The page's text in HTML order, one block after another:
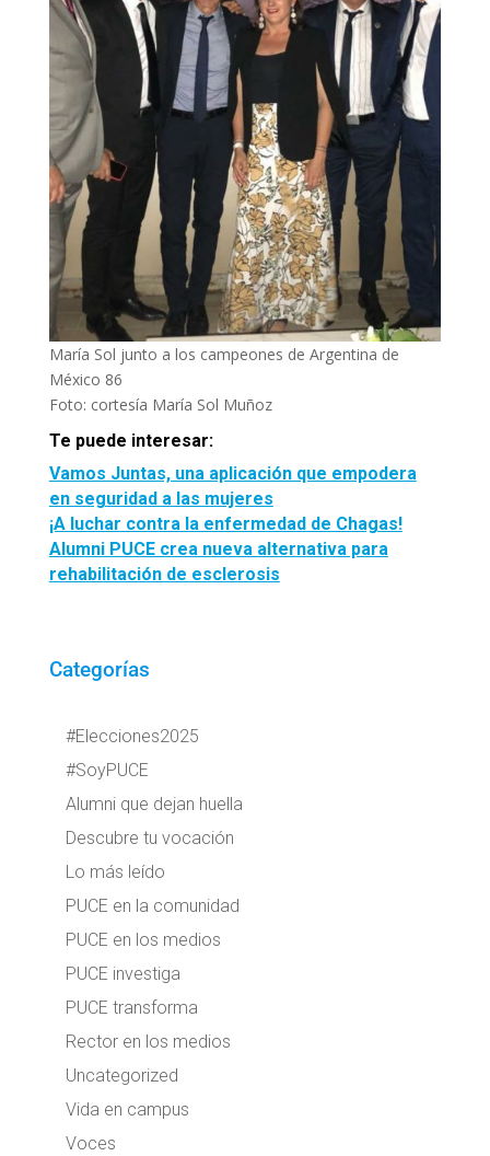
María Sol junto a los campeones de Argentina de
México 86
Foto: cortesía María Sol Muñoz
Te puede interesar:
Vamos Juntas, una aplicación que empodera
en seguridad a las mujeres
¡A luchar contra la enfermedad de Chagas!
Alumni PUCE crea nueva alternativa para
rehabilitación de esclerosis
Categorías
#Elecciones2025
#SoyPUCE
Alumni que dejan huella
Descubre tu vocación
Lo más leído
PUCE en la comunidad
PUCE en los medios
PUCE investiga
PUCE transforma
Rector en los medios
Uncategorized
Vida en campus
Voces